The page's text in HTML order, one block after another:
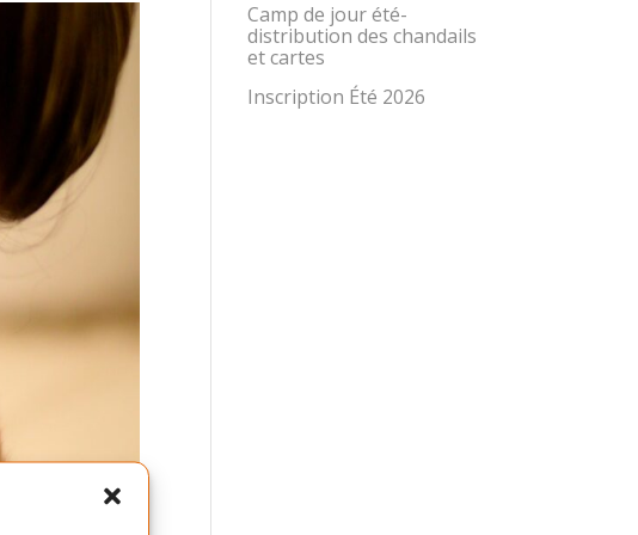
Camp de jour été-
distribution des chandails
et cartes
Inscription Été 2026